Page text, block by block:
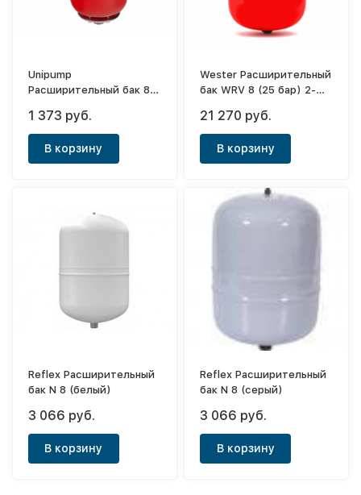
Unipump
Расширительный бак 8
1 373 руб.
В корзину
Wester Расширительный
бак WRV 8 (25 бар) 2-
21 270 руб.
В корзину
Reflex Расширительный
бак N 8 (белый)
3 066 руб.
В корзину
Reflex Расширительный
бак N 8 (серый)
3 066 руб.
В корзину